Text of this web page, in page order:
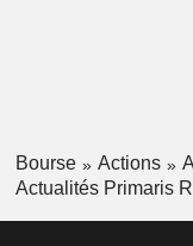
Bourse Actions
Actualités Primaris